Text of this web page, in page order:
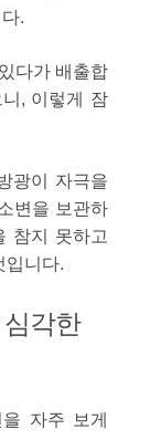
.
다가 배출합
, 이렇게 잠
광이 자극을
변을 보관하
참지 못하고
입니다.
각한
자주 보게